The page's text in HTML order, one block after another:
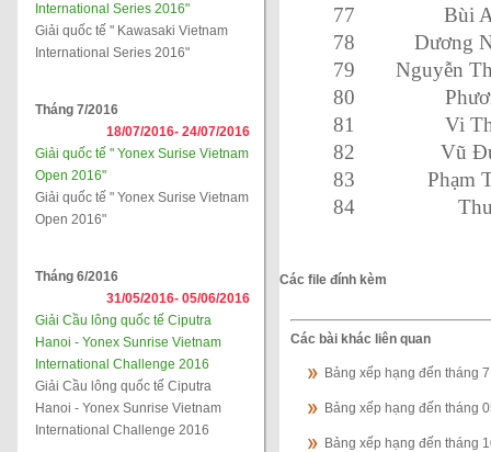
International Series 2016"
Giải quốc tế " Kawasaki Vietnam
International Series 2016"
Tháng 7/2016
18/07/2016- 24/07/2016
Giải quốc tế " Yonex Surise Vietnam
Open 2016"
Giải quốc tế " Yonex Surise Vietnam
Open 2016"
Tháng 6/2016
31/05/2016- 05/06/2016
Giải Cầu lông quốc tế Ciputra
Hanoi - Yonex Sunrise Vietnam
International Challenge 2016
Giải Cầu lông quốc tế Ciputra
Hanoi - Yonex Sunrise Vietnam
International Challenge 2016
77
Bùi
78
Dương
79
Nguyễn
80
81
Vi
82
Vũ
83
Phạm
84
Các file đính kèm
Các bài khác liên quan
Bảng xếp hạng đến tháng
Bảng xếp hạng đến tháng
Bảng xếp hạng đến tháng